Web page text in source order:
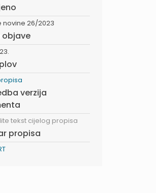
novine 26/2023
objave
verzija
tekst cijelog propisa
propisa